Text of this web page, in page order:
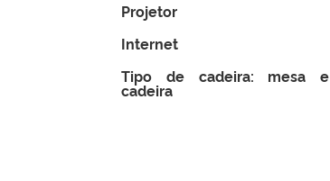
Projetor
Internet
Tipo de cadeira: mesa e
cadeira